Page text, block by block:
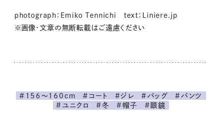
photograph：Emiko Tennichi text：Liniere.jp
※画像・文章の無断転載はご遠慮ください
#156～160cm #コート #ジレ #バッグ
#パンツ
#ユニクロ
#冬 #帽子 #眼鏡